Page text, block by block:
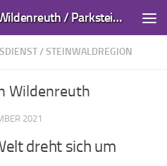
Kirchengemeinden Wildenreuth / Parkstein und Kirchendemenreuth
/STEINWALDREGION
Wildenreuth
2021
dreht sich um